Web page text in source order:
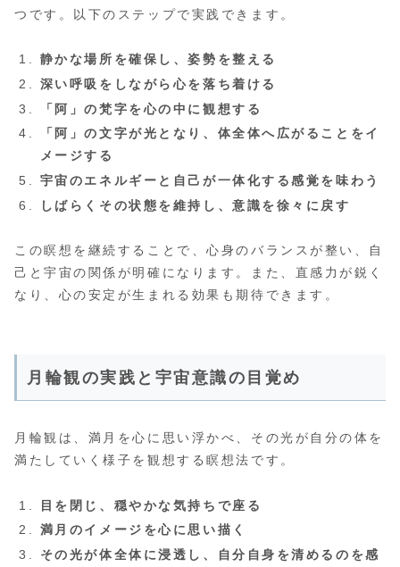
つです。以下のステップで実践できます。
静かな場所を確保し、姿勢を整える
深い呼吸をしながら心を落ち着ける
「阿」の梵字を心の中に観想する
「阿」の文字が光となり、体全体へ広がることをイ
メージする
宇宙のエネルギーと自己が一体化する感覚を味わう
しばらくその状態を維持し、意識を徐々に戻す
この瞑想を継続することで、心身のバランスが整い、自
己と宇宙の関係が明確になります。また、直感力が鋭く
なり、心の安定が生まれる効果も期待できます。
月輪観の実践と宇宙意識の目覚め
月輪観は、満月を心に思い浮かべ、その光が自分の体を
満たしていく様子を観想する瞑想法です。
目を閉じ、穏やかな気持ちで座る
満月のイメージを心に思い描く
その光が体全体に浸透し、自分自身を清めるのを感